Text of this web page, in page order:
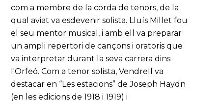
com a membre de la corda de tenors, de la
qual aviat va esdevenir solista. Lluís Millet fou
el seu mentor musical, i amb ell va preparar
un ampli repertori de cançons i oratoris que
va interpretar durant la seva carrera dins
l'Orfeó. Com a tenor solista, Vendrell va
destacar en “Les estacions” de Joseph Haydn
(en les edicions de 1918 i 1919) i